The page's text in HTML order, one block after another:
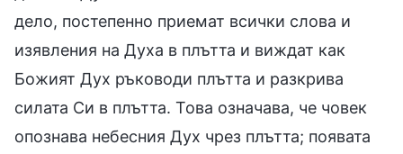
дело, постепенно приемат всички слова и
изявления на Духа в плътта и виждат как
Божият Дух ръководи плътта и разкрива
силата Си в плътта. Това означава, че човек
опознава небесния Дух чрез плътта; появата